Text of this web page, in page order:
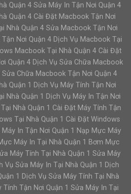
Quận 4 Sửa Máy In Tận Nơi Quận 4
Quận 4 Cài Đặt Macbook Tận Nơi
Nhà Quận 4 Sửa Macbook Tận Nơi
Nơi Quận 4 Dịch Vụ Macbook Tại
Macbook Tại Nhà Quận 4 Cài Đặt
Quận 4 Dịch Vụ Sửa Chữa Macbook
Chữa Macbook Tận Nơi Quận 4
Quận 1 Dịch Vụ Máy Tính Tận Nơi
Nhà Quận 1 Dịch Vụ Máy In Tận Nơi
Nhà Quận 1 Cài Đặt Máy Tính Tận
Tại Nhà Quận 1 Cài Đặt Windows
In Tận Nơi Quận 1 Nạp Mực Máy
Máy In Tại Nhà Quận 1 Bơm Mực
Máy Tính Tại Nhà Quận 1 Sửa Máy
Vụ Sửa Máy In Tại Nhà Quận 1 Dịch
1 Dịch Vụ Sửa Máy Tính Tại Nhà
Tính Tận Nơi Quận 1 Sửa Máy In Tại